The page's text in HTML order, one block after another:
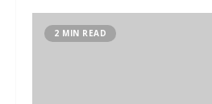
2 MIN READ